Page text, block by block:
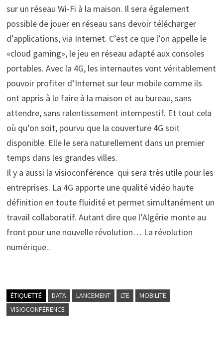
sur un réseau Wi-Fi à la maison. Il sera également
possible de jouer en réseau sans devoir télécharger
d’applications, via Internet. C’est ce que l’on appelle le
«cloud gaming», le jeu en réseau adapté aux consoles
portables. Avec la 4G, les internautes vont véritablement
pouvoir profiter d’Internet sur leur mobile comme ils
ont appris à le faire à la maison et au bureau, sans
attendre, sans ralentissement intempestif. Et tout cela
où qu’on soit, pourvu que la couverture 4G soit
disponible. Elle le sera naturellement dans un premier
temps dans les grandes villes.
Il y a aussi la visioconférence qui sera très utile pour les
entreprises. La 4G apporte une qualité vidéo haute
définition en toute fluidité et permet simultanément un
travail collaboratif. Autant dire que l’Algérie monte au
front pour une nouvelle révolution… La révolution
numérique..
ÉTIQUETTÉ DATA LANCEMENT LTE
MOBILITE
VISIOCONFÉRENCE